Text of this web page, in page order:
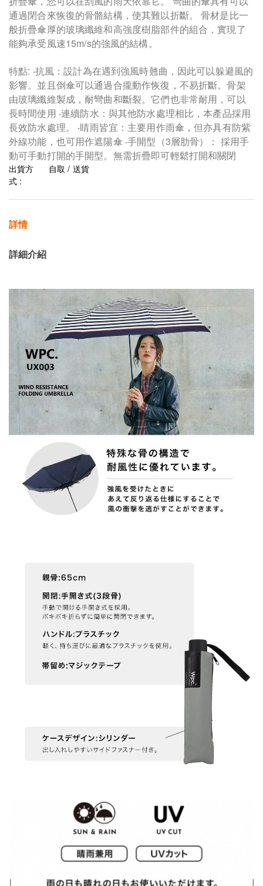
通過閉合來恢復的骨骼結構，使其難以折斷。 骨材是比一
般折疊傘厚的玻璃纖維和高強度樹脂部件的組合，實現了
能夠承受風速15m/s的強風的結構。
特點: ‧抗風：設計為在遇到強風時翹曲，因此可以躲避風的
影響。並且倒傘可以通過合攏動作恢復，不易折斷。骨架
由玻璃纖維製成，耐彎曲和斷裂。它們也非常耐用，可以
長時間使用 ‧連續防水：與其他防水處理相比，本產品採用
長效防水處理。 ‧睛雨皆宜：主要用作雨傘，但亦具有防紫
外線功能，也可用作遮陽傘 ‧手開型（3層肋骨）： 採用手
動可手動打開的手開型。無需折疊即可輕鬆打開和關閉
出貨方
式 :
自取 / 送貨
詳情
詳細介紹